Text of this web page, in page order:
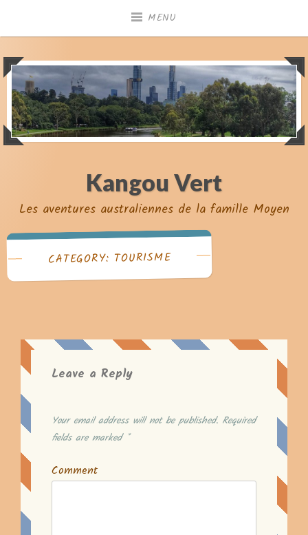
MENU
Kangou Vert
Les aventures australiennes de la famille Moyen
CATEGORY: TOURISME
Leave a Reply
Your email address will not be published. Required
fields are marked *
Comment